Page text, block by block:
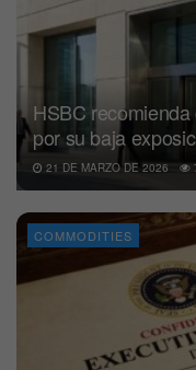
HSBC
por su baja
21 DE MARZO DE 2026
COMMODITIES